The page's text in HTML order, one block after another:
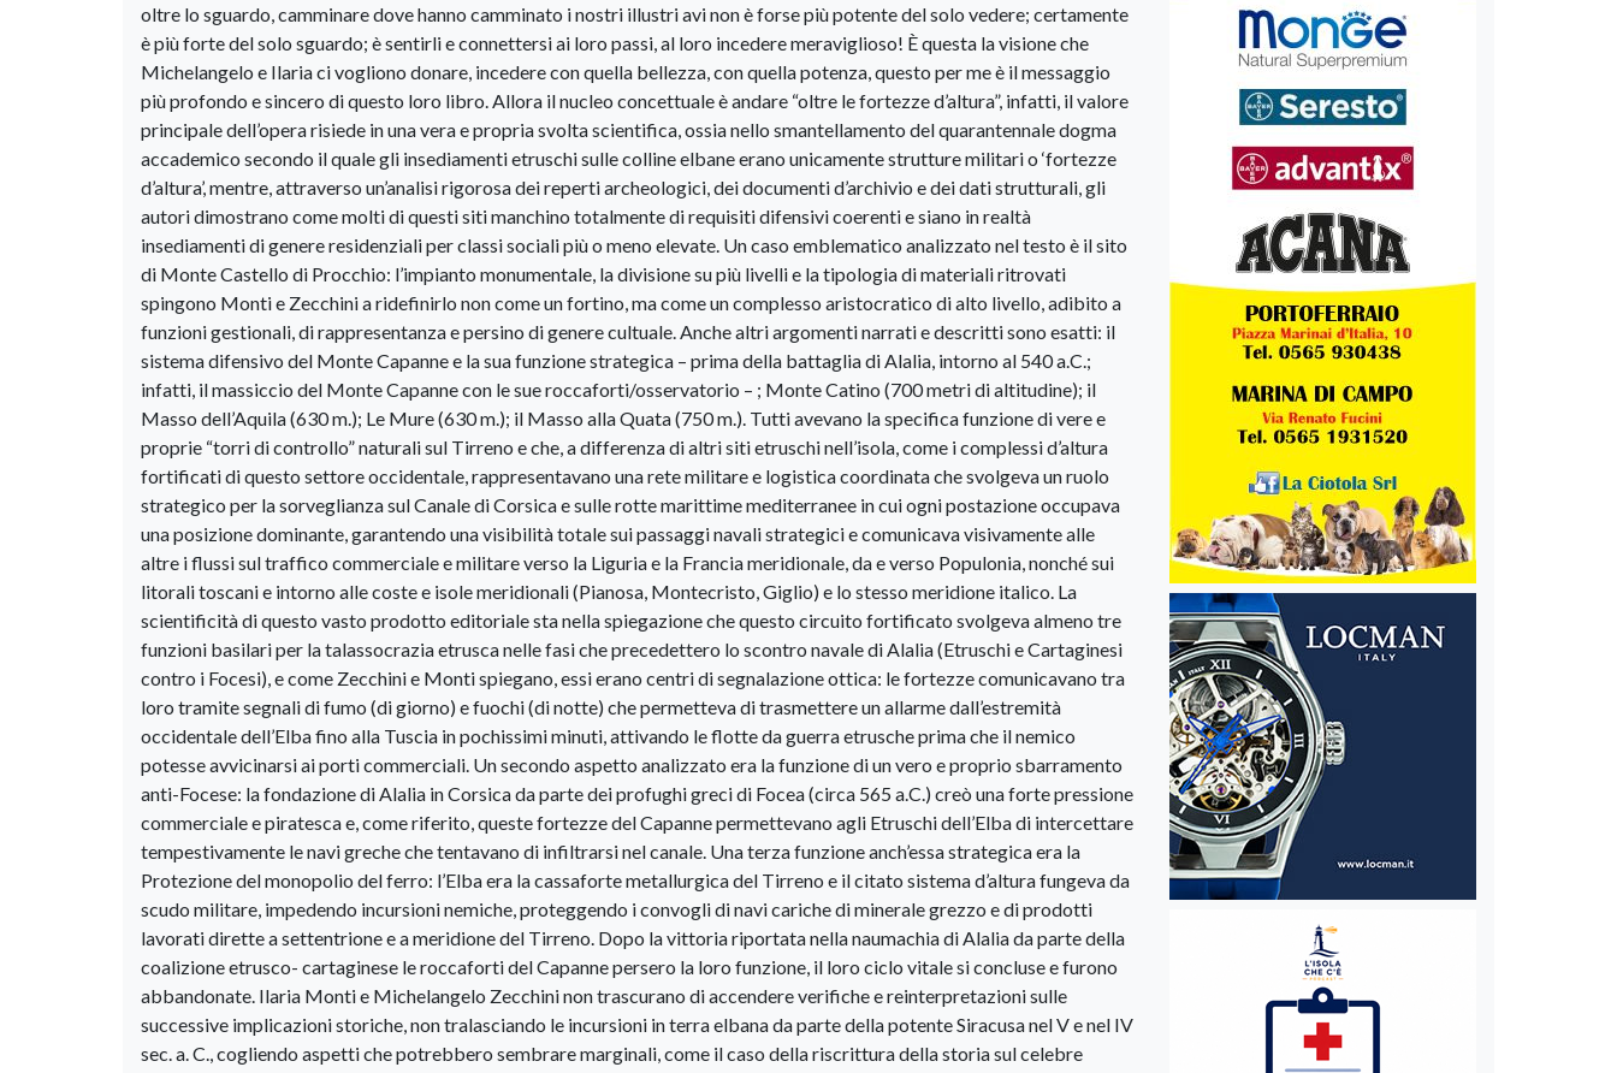
oltre lo sguardo, camminare dove hanno camminato i nostri illustri avi non è forse più potente del solo vedere; certamente
è più forte del solo sguardo; è sentirli e connettersi ai loro passi, al loro incedere meraviglioso! È questa la visione che
Michelangelo e Ilaria ci vogliono donare, incedere con quella bellezza, con quella potenza, questo per me è il messaggio
più profondo e sincero di questo loro libro. Allora il nucleo concettuale è andare “oltre le fortezze d’altura”, infatti, il valore
principale dell’opera risiede in una vera e propria svolta scientifica, ossia nello smantellamento del quarantennale dogma
accademico secondo il quale gli insediamenti etruschi sulle colline elbane erano unicamente strutture militari o ‘fortezze
d’altura’, mentre, attraverso un’analisi rigorosa dei reperti archeologici, dei documenti d’archivio e dei dati strutturali, gli
autori dimostrano come molti di questi siti manchino totalmente di requisiti difensivi coerenti e siano in realtà
insediamenti di genere residenziali per classi sociali più o meno elevate. Un caso emblematico analizzato nel testo è il sito
di Monte Castello di Procchio: l’impianto monumentale, la divisione su più livelli e la tipologia di materiali ritrovati
spingono Monti e Zecchini a ridefinirlo non come un fortino, ma come un complesso aristocratico di alto livello, adibito a
funzioni gestionali, di rappresentanza e persino di genere cultuale. Anche altri argomenti narrati e descritti sono esatti: il
sistema difensivo del Monte Capanne e la sua funzione strategica – prima della battaglia di Alalia, intorno al 540 a.C.;
infatti, il massiccio del Monte Capanne con le sue roccaforti/osservatorio – ; Monte Catino (700 metri di altitudine); il
Masso dell’Aquila (630 m.); Le Mure (630 m.); il Masso alla Quata (750 m.). Tutti avevano la specifica funzione di vere e
proprie “torri di controllo” naturali sul Tirreno e che, a differenza di altri siti etruschi nell’isola, come i complessi d’altura
fortificati di questo settore occidentale, rappresentavano una rete militare e logistica coordinata che svolgeva un ruolo
strategico per la sorveglianza sul Canale di Corsica e sulle rotte marittime mediterranee in cui ogni postazione occupava
una posizione dominante, garantendo una visibilità totale sui passaggi navali strategici e comunicava visivamente alle
altre i flussi sul traffico commerciale e militare verso la Liguria e la Francia meridionale, da e verso Populonia, nonché sui
litorali toscani e intorno alle coste e isole meridionali (Pianosa, Montecristo, Giglio) e lo stesso meridione italico. La
scientificità di questo vasto prodotto editoriale sta nella spiegazione che questo circuito fortificato svolgeva almeno tre
funzioni basilari per la talassocrazia etrusca nelle fasi che precedettero lo scontro navale di Alalia (Etruschi e Cartaginesi
contro i Focesi), e come Zecchini e Monti spiegano, essi erano centri di segnalazione ottica: le fortezze comunicavano tra
loro tramite segnali di fumo (di giorno) e fuochi (di notte) che permetteva di trasmettere un allarme dall’estremità
occidentale dell’Elba fino alla Tuscia in pochissimi minuti, attivando le flotte da guerra etrusche prima che il nemico
potesse avvicinarsi ai porti commerciali. Un secondo aspetto analizzato era la funzione di un vero e proprio sbarramento
anti-Focese: la fondazione di Alalia in Corsica da parte dei profughi greci di Focea (circa 565 a.C.) creò una forte pressione
commerciale e piratesca e, come riferito, queste fortezze del Capanne permettevano agli Etruschi dell’Elba di intercettare
tempestivamente le navi greche che tentavano di infiltrarsi nel canale. Una terza funzione anch’essa strategica era la
Protezione del monopolio del ferro: l’Elba era la cassaforte metallurgica del Tirreno e il citato sistema d’altura fungeva da
scudo militare, impedendo incursioni nemiche, proteggendo i convogli di navi cariche di minerale grezzo e di prodotti
lavorati dirette a settentrione e a meridione del Tirreno. Dopo la vittoria riportata nella naumachia di Alalia da parte della
coalizione etrusco- cartaginese le roccaforti del Capanne persero la loro funzione, il loro ciclo vitale si concluse e furono
abbandonate. Ilaria Monti e Michelangelo Zecchini non trascurano di accendere verifiche e reinterpretazioni sulle
successive implicazioni storiche, non tralasciando le incursioni in terra elbana da parte della potente Siracusa nel V e nel IV
sec. a. C., cogliendo aspetti che potrebbero sembrare marginali, come il caso della riscrittura della storia sul celebre